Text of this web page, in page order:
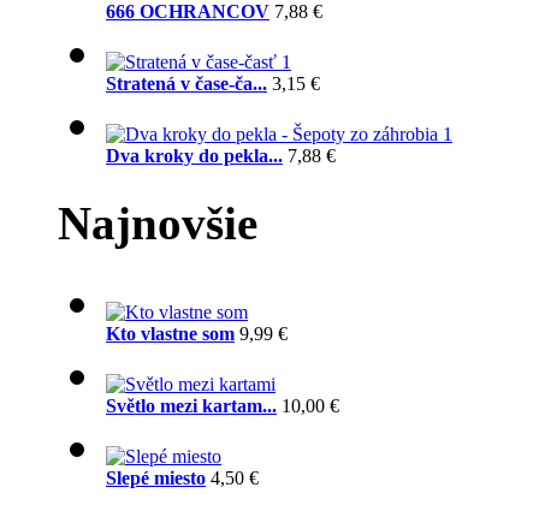
666 OCHRANCOV 7,88 €
Stratená v čase-ča... 3,15 €
Dva kroky do pekla... 7,88 €
Najnovšie
Kto vlastne som 9,99 €
Světlo mezi kartam... 10,00 €
Slepé miesto 4,50 €